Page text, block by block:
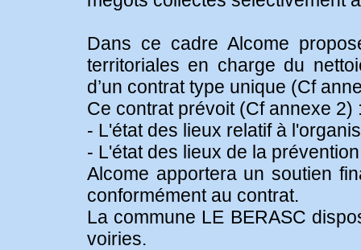
Dans ce cadre Alcome
territoriales en charge du
d’un contrat type unique (Cf
Ce contrat prévoit (Cf annexe 2)
- L'état des lieux relatif à
- L'état des lieux de la
Alcome apportera un soutien
conformément au contrat.
La commune LE BERASC
voiries.